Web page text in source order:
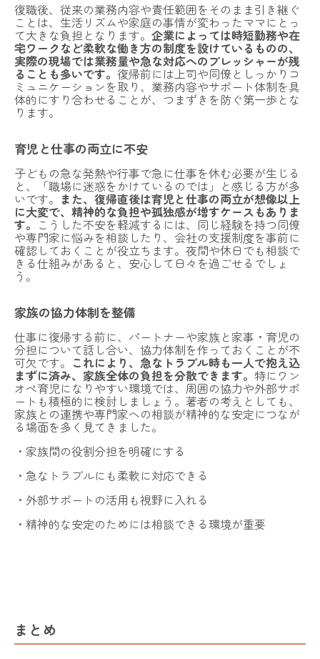
復職後、従来の業務内容や責任範囲をそのまま引き継ぐ
ことは、生活リズムや家庭の事情が変わったママにとっ
て大きな負担となります。 企業によっては時短勤務や在
宅ワークなど柔軟な働き方の制度を設けているものの、
実際の現場では業務量や急な対応へのプレッシャーが残
ることも多いです。 復帰前には上司や同僚としっかりコ
ミュニケーションを取り、業務内容やサポート体制を具
体的にすり合わせることが、つまずきを防ぐ第一歩とな
ります。
育児と仕事の両立に不安
子どもの急な発熱や行事で急に仕事を休む必要が生じる
と、「職場に迷惑をかけているのでは」と感じる方が多
いです。 また、復帰直後は育児と仕事の両立が想像以上
に大変で、精神的な負担や孤独感が増すケースもありま
す。 こうした不安を軽減するには、同じ経験を持つ同僚
や専門家に悩みを相談したり、会社の支援制度を事前に
確認しておくことが役立ちます。夜間や休日でも相談で
きる仕組みがあると、安心して日々を過ごせるでしょ
う。
家族の協力体制を整備
仕事に復帰する前に、パートナーや家族と家事・育児の
分担について話し合い、協力体制を作っておくことが不
可欠です。 これにより、急なトラブル時も一人で抱え込
まずに済み、家族全体の負担を分散できます。 特にワン
オペ育児になりやすい環境では、周囲の協力や外部サポ
ートも積極的に検討しましょう。著者の考えとしても、
家族との連携や専門家への相談が精神的な安定につなが
る場面を多く見てきました。
・家族間の役割分担を明確にする
・急なトラブルにも柔軟に対応できる
・外部サポートの活用も視野に入れる
・精神的な安定のためには相談できる環境が重要
まとめ